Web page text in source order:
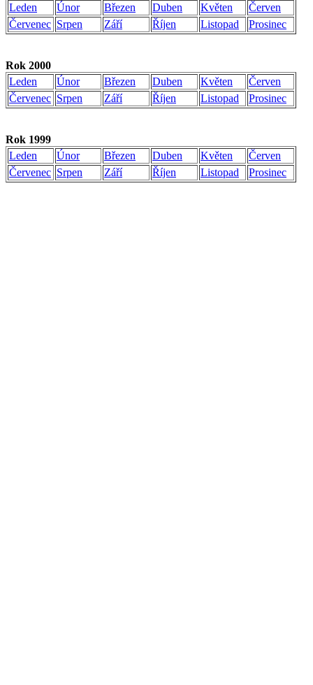
Leden
Únor Březen Duben Květen
Červen
Červenec Srpen Září Říjen Listopad Prosinec
Rok 2000
Leden
Únor Březen Duben Květen
Červen
Červenec Srpen Září Říjen Listopad Prosinec
Rok 1999
Leden
Únor Březen Duben Květen
Červen
Červenec Srpen Září Říjen Listopad Prosinec